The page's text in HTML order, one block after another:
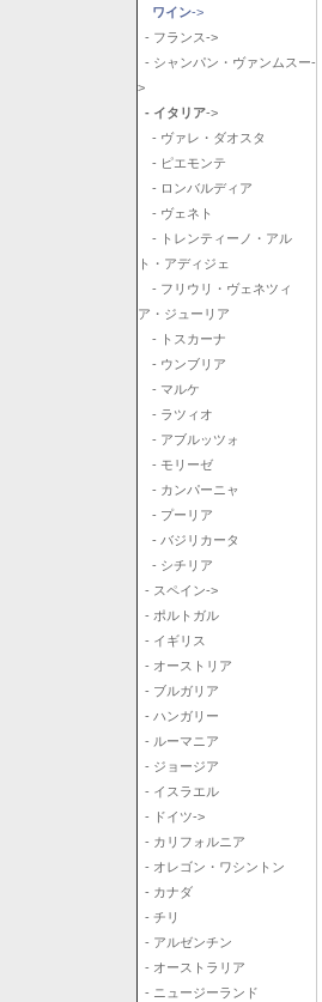
ワイン->
- フランス->
- シャンパン・ヴァンムスー-
>
- イタリア->
- ヴァレ・ダオスタ
- ピエモンテ
- ロンバルディア
- ヴェネト
- トレンティーノ・アル
ト・アディジェ
- フリウリ・ヴェネツィ
ア・ジューリア
- トスカーナ
- ウンブリア
- マルケ
- ラツィオ
- アブルッツォ
- モリーゼ
- カンパーニャ
- プーリア
- バジリカータ
- シチリア
- スペイン->
- ポルトガル
- イギリス
- オーストリア
- ブルガリア
- ハンガリー
- ルーマニア
- ジョージア
- イスラエル
- ドイツ->
- カリフォルニア
- オレゴン・ワシントン
- カナダ
- チリ
- アルゼンチン
- オーストラリア
- ニュージーランド